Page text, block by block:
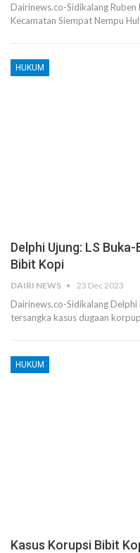
Dairinews.co-Sidikalang
Kecamatan Siempat Nempu
HUKUM
Delphi Ujung: LS
Bibit Kopi
DAIRI NEWS 23 Dec 2023
Dairinews.co-Sidikalang Delphi
tersangka kasus dugaan
HUKUM
Kasus Korupsi Bibit